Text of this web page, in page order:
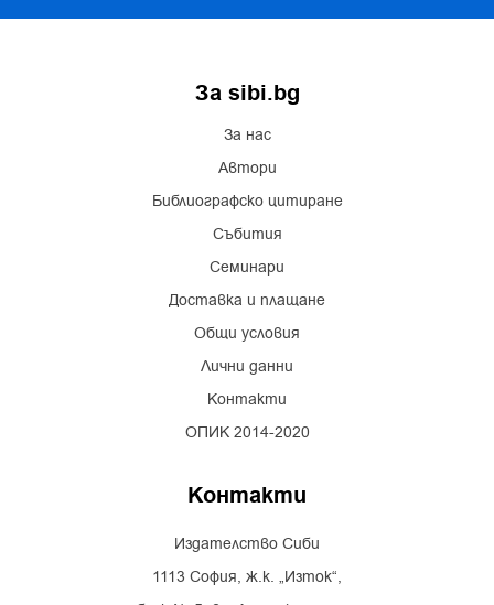
За sibi.bg
За нас
Автори
Библиографско цитиране
Събития
Семинари
Доставка и плащане
Общи условия
Лични данни
Контакти
ОПИК 2014-2020
Контакти
Издателство Сиби
1113 София, ж.к. „Изток“,